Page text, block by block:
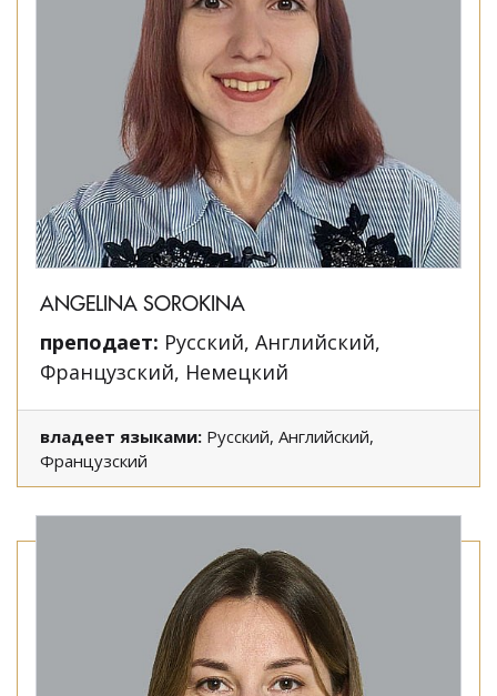
ANGELINA SOROKINA
преподает: Русский, Английский,
Французский, Немецкий
владеет языками: Русский, Английский,
Французский